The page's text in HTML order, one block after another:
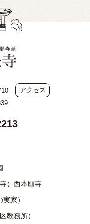
アクセス
）西本願寺
家）
教務所）